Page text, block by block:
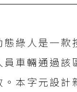
綠人是一
員車輛通過
本字元設